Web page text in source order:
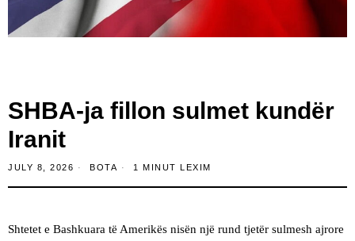
​SHBA-ja fillon sulmet kundër
Iranit
JULY 8, 2026 BOTA 1 MINUT LEXIM
Shtetet e Bashkuara të Amerikës nisën një rund tjetër sulmesh ajrore